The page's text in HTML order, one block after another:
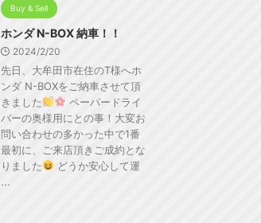
Buy & Sell
ホンダ N-BOX 納車！！
2024/2/20
先日、大牟田市在住のT様へホ
ンダ N-BOXをご納車させて頂
きました
ペーパードライ
バーの奥様用にとの事！大変お
問い合わせの多かった中で1番
最初に、ご来店頂きご成約とな
りました
どうか安心して運
...